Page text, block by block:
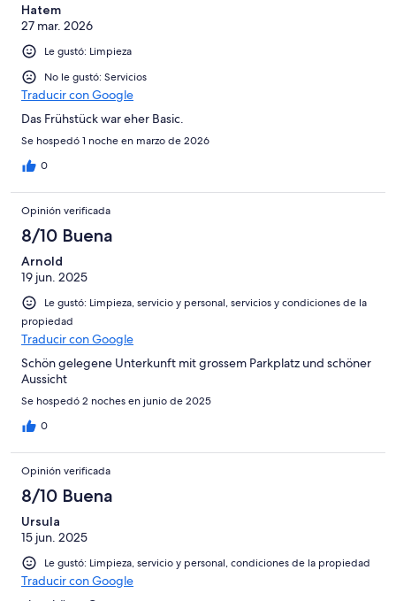
Hatem
27 mar. 2026
Le gustó: Limpieza
No le gustó: Servicios
Traducir con Google
Das Frühstück war eher Basic.
Se hospedó 1 noche en marzo de 2026
0
Opinión verificada
8/10 Buena
Arnold
19 jun. 2025
Le gustó: Limpieza, servicio y personal, servicios y condiciones de la
propiedad
Traducir con Google
Schön gelegene Unterkunft mit grossem Parkplatz und schöner
Aussicht
Se hospedó 2 noches en junio de 2025
0
Opinión verificada
8/10 Buena
Ursula
15 jun. 2025
Le gustó: Limpieza, servicio y personal, condiciones de la propiedad
Traducir con Google